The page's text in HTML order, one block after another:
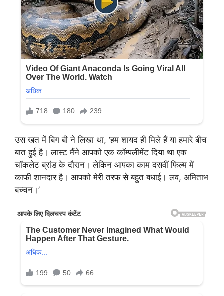
उस खत में बिग बी ने लिखा था, ‘हम शायद ही मिले हैं या हमारे बीच
बात हुई है। लास्ट मैंने आपको एक कॉम्पलीमेंट दिया था एक
चॉकलेट ब्रांड के दौरान। लेकिन आपका काम दसवीं फिल्म में
काफी शानदार है। आपको मेरी तरफ से बहुत बधाई। लव, अमिताभ
बच्चन।’